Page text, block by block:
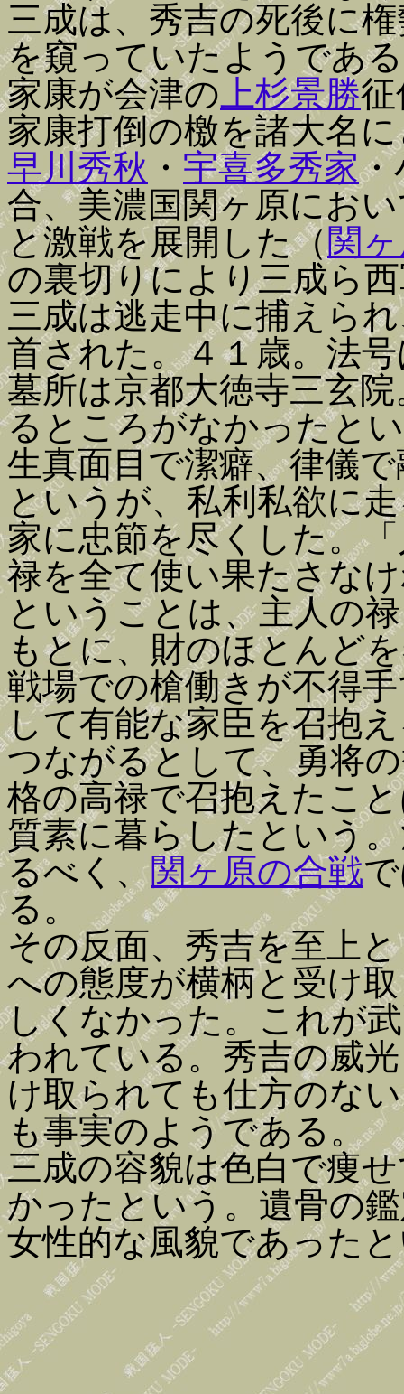
三成は、秀吉の死後に
を窺っていたようであ
家康が会津の 上杉景勝
家康打倒の檄を諸大名
早川秀秋 ・ 宇喜多秀家・
合、美濃国関ヶ原にお
と激戦を展開した（関
の裏切りにより三成ら
三成は逃走中に捕えら
首された。４１歳。法
墓所は京都大徳寺三玄
るところがなかったと
生真面目で潔癖、律儀
というが、私利私欲に
家に忠節を尽くした。
禄を全て使い果たさな
ということは、主人の
もとに、財のほとんど
戦場での槍働きが不得
して有能な家臣を召抱
つながるとして、勇将
格の高禄で召抱えたこ
質素に暮らしたという
るべく、関ヶ原の合戦
る。
その反面、秀吉を至上
への態度が横柄と受け
しくなかった。これが
われている。秀吉の威
け取られても仕方のな
も事実のようである。
三成の容貌は色白で痩
かったという。遺骨の
女性的な風貌であった